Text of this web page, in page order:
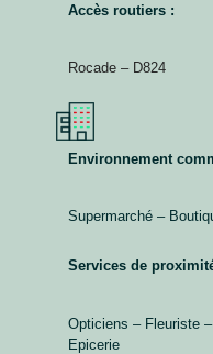
Accès routiers :
Rocade – D824
Environnement
Supermarché –
Services de
Opticiens – Fleuriste
Epicerie